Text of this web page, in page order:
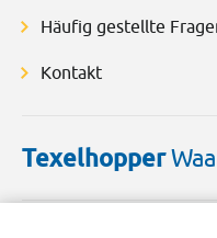
Häufig gestellte
Kontakt
Texelhopper